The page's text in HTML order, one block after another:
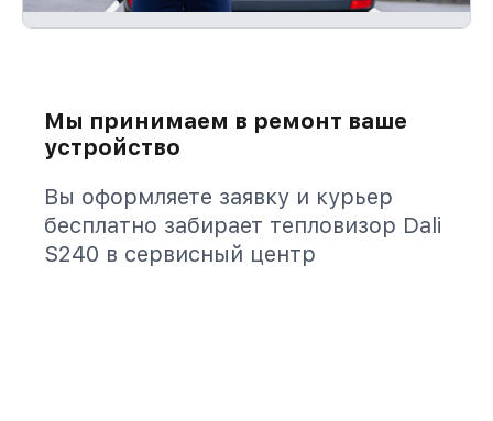
Мы принимаем в ремонт ваше
устройство
Вы оформляете заявку и курьер
бесплатно забирает тепловизор Dali
S240 в сервисный центр